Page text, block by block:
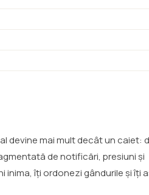
devine mai mult decât un caiet:
de notificări, presiuni și
îți ordonezi gândurile și îți